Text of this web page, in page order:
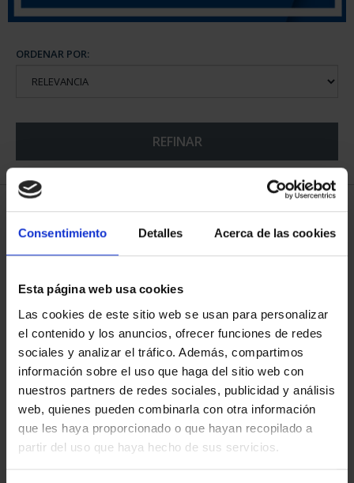
Consentimiento Detalles Acerca de las cookies
Esta página web usa cookies
Las cookies de este sitio web se usan para personalizar
el contenido y los anuncios, ofrecer funciones de redes
sociales y analizar el tráfico. Además, compartimos
información sobre el uso que haga del sitio web con
nuestros partners de redes sociales, publicidad y análisis
web, quienes pueden combinarla con otra información
que les haya proporcionado o que hayan recopilado a
partir del uso que haya hecho de sus servicios.
ORDENAR POR:
REFINAR
5 Productos encontrados
SUSCRIPCIÓN
CAPITALES DE
PROVINCIA 1
949,00 €
SUSCRIPCIÓN
CAPITALES DE
PROVINCIA 2
949,00 €